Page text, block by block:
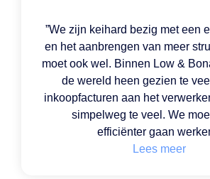
”We zijn keihard bezig met een
en het aanbrengen van meer
moet ook wel. Binnen Low &
de wereld heen gezien te
inkoopfacturen aan het
simpelweg te veel. We
efficiënter gaan
Lees meer